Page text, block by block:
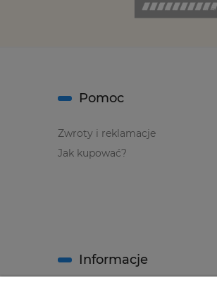
Pomoc
Zwroty i reklamacje
Jak kupować?
Informacje